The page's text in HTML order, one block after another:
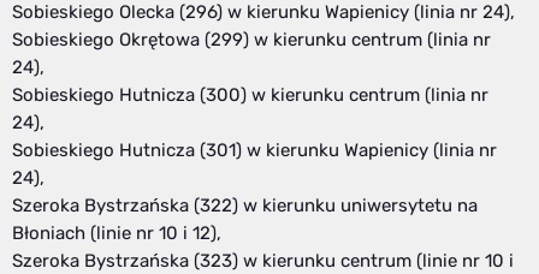
Sobieskiego Olecka (296) w kierunku Wapienicy (linia nr 24),
Sobieskiego Okrętowa (299) w kierunku centrum (linia nr
24),
Sobieskiego Hutnicza (300) w kierunku centrum (linia nr
24),
Sobieskiego Hutnicza (301) w kierunku Wapienicy (linia nr
24),
Szeroka Bystrzańska (322) w kierunku uniwersytetu na
Błoniach (linie nr 10 i 12),
Szeroka Bystrzańska (323) w kierunku centrum (linie nr 10 i